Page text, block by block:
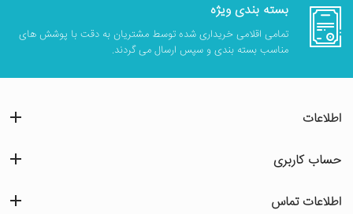
بسته بندی ویژه
تمامی اقلامی خریداری شده توسط مشتریان به دقت با پوشش های
مناسب بسته بندی و سپس ارسال می گردند.
اطلاعات
حساب کاربری
اطلاعات تماس